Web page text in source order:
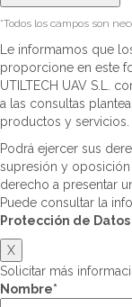
*Todos los campos son
Le informamos que
proporcione en este
UTILTECH UAV S.L.
a las consultas
productos y servicios.
Podrá ejercer sus
supresión y
derecho a presentar
Puede consultar la
Protección de
X
Solicitar más
Nombre*